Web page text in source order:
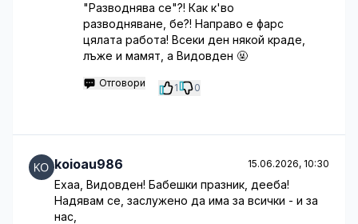
"Разводнява се"?! Как к'во
разводняване, бе?! Направо е фарс
цялата работа! Всеки ден някой краде,
лъже и мамят, а Видовден 🤬
Отговори 1 0
koioau986 15.06.2026, 10:30
Ехаа, Видовден! Бабешки празник, дееба!
Надявам се, заслужено да има за всички - и за
нас,